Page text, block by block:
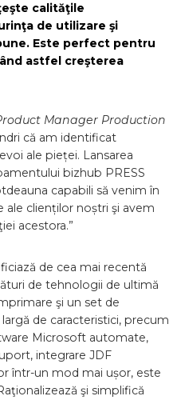
calităţile
de utilizare şi
Este perfect pentru
astfel creşterea
Manager Production
că am identificat
ale pieței. Lansarea
bizhub PRESS
capabili să venim în
clienților noștri şi avem
acestora.”
de cea mai recentă
de tehnologii de ultimă
şi un set de
de caracteristici, precum
Microsoft automate,
integrare JDF
într-un mod mai ușor, este
şi simplifică